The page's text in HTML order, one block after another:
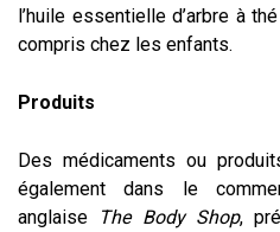
l’huile essentielle d’arbre à
compris chez les enfants.
Produits
Des médicaments ou
également dans le
anglaise
The Body Shop,